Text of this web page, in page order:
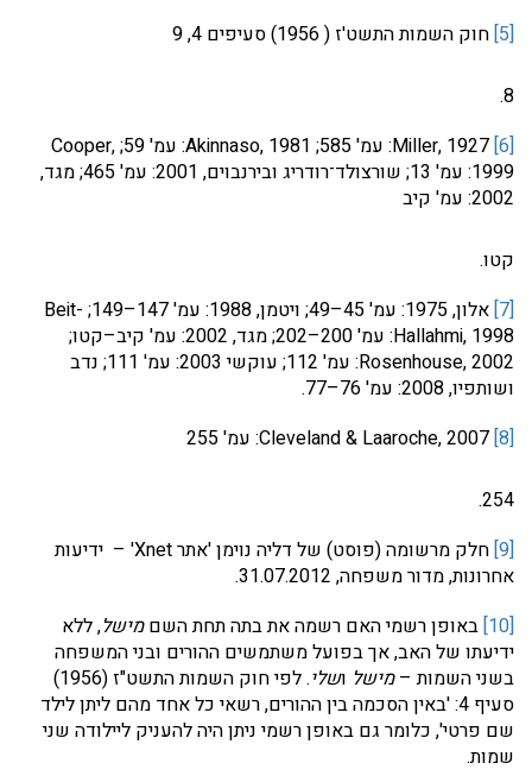
[5]
חוק השמות התשט'ז ( 1956) סעיפים 4, 9
8.
[6]
Miller, 1927: עמ' 585; Akinnaso, 1981: עמ' 59; Cooper,
1999: עמ' 13; שורצולד־רודריג ובירנבוים, 2001: עמ' 465; מגד,
2002: עמ' קיב
קטו.
[7]
אלון, 1975: עמ' 45–49; ויטמן, 1988: עמ' 147–149; Beit-
Hallahmi, 1998: עמ' 200–202; מגד, 2002: עמ' קיב–קטו;
Rosenhouse, 2002: עמ' 112; עוקשי 2003: עמ' 111; נדב
ושותפיו, 2008: עמ' 76–77.
[8]
254.
[9]
חלק מרשומה (פוסט) של דליה נוימן 'אתר Xnet' – ידיעות
אחרונות, מדור משפחה, 31.07.2012.
[10]
באופן רשמי האם רשמה את בתה תחת השםמישל, ללא
ידיעתו של האב, אך בפועל משתמשים ההורים ובני המשפחה
בשני השמות –מישל ושלי
. לפי חוק השמות התשט"ז (1956)
סעיף 4: 'באין הסכמה בין ההורים, רשאי כל אחד מהם ליתן לילד
שם פרטי', כלומר גם באופן רשמי ניתן היה להעניק ליילודה שני
שמות.